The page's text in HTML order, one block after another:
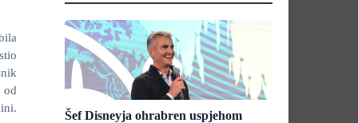
Šef Disneyja ohrabren uspjehom